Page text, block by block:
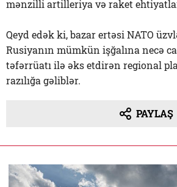
mənzilli artilleriya və raket
Qeyd edək ki, bazar ertəsi NATO
Rusiyanın mümkün işğalına necə
təfərrüatı ilə əks etdirən regional
razılığa gəliblər.
PAYLAŞ